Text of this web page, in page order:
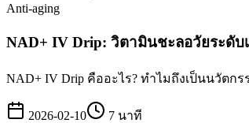
Anti-aging
NAD+ IV Drip: วิตามินชะลอวัยระดั
NAD+ IV Drip คืออะไร? ทำไมถึงเป็นนวัต
2026-02-10 7 นาที